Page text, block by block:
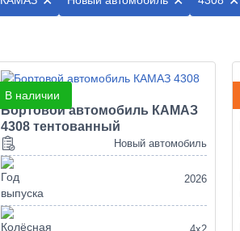
В наличии
Бортовой автомобиль КАМАЗ
4308 тентованный
Новый автомобиль
2026